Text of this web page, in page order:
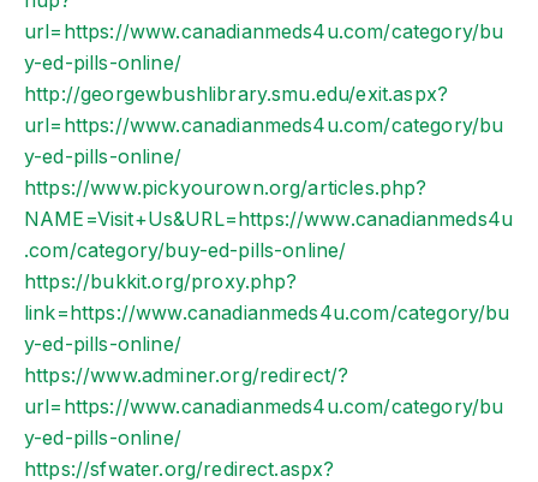
url=https://www.canadianmeds4u.com/category/bu
y-ed-pills-online/
http://georgewbushlibrary.smu.edu/exit.aspx?
url=https://www.canadianmeds4u.com/category/bu
y-ed-pills-online/
https://www.pickyourown.org/articles.php?
NAME=Visit+Us&URL=https://www.canadianmeds4u
.com/category/buy-ed-pills-online/
https://bukkit.org/proxy.php?
link=https://www.canadianmeds4u.com/category/bu
y-ed-pills-online/
https://www.adminer.org/redirect/?
url=https://www.canadianmeds4u.com/category/bu
y-ed-pills-online/
https://sfwater.org/redirect.aspx?